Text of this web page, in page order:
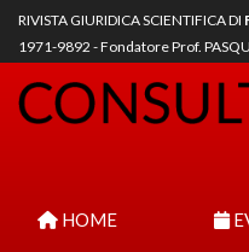
RIVISTA GIURIDICA SCIENTIFICA DI
1971-9892 - Fondatore Prof.
HOME